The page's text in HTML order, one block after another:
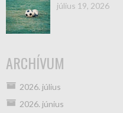
július 19, 2026
ARCHÍVUM
2026. július
2026. június